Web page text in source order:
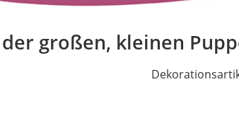
großen, kleinen